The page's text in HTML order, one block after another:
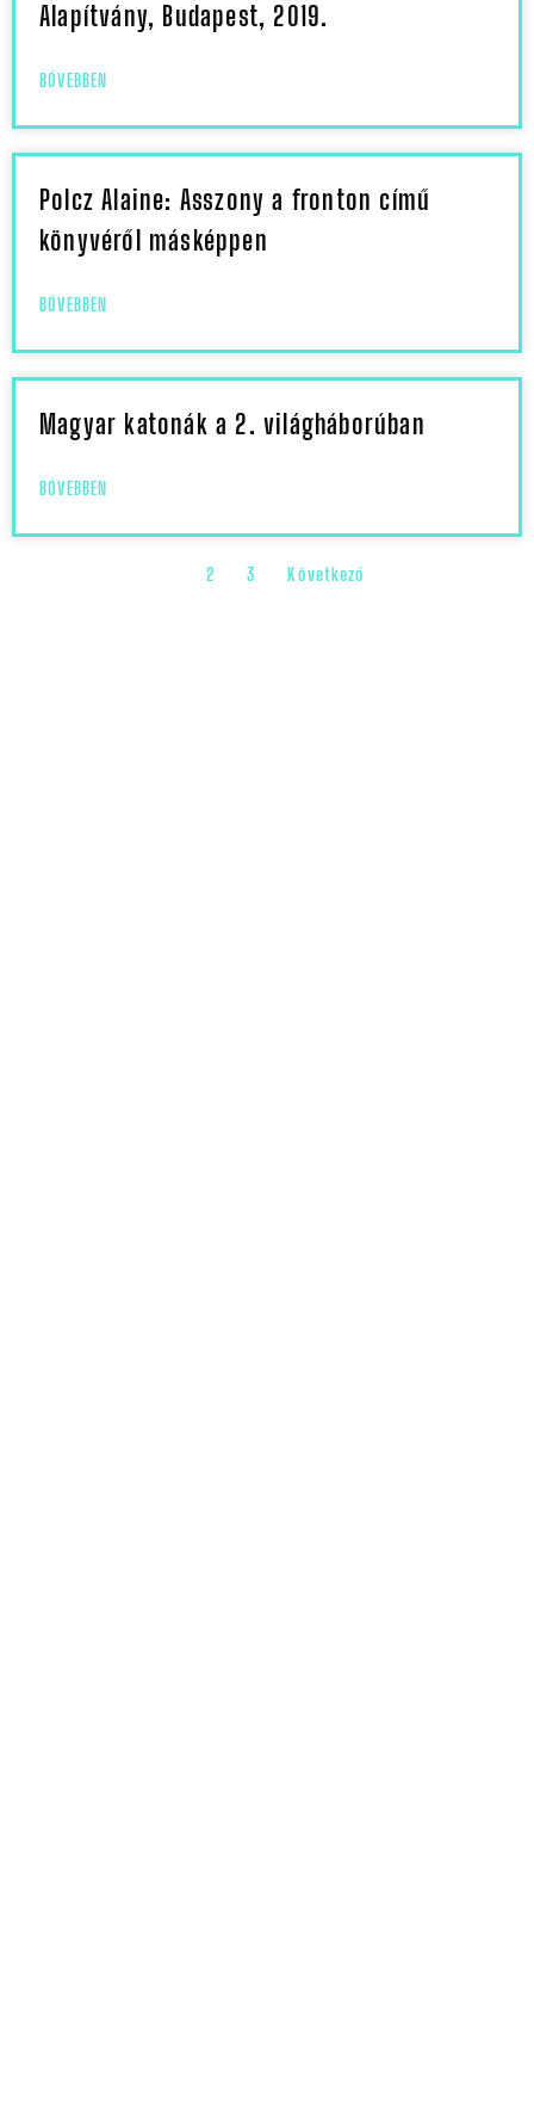
Alapítvány, Budapest, 2019.
BŐVEBBEN
Polcz Alaine: Asszony a fronton című
könyvéről másképpen
BŐVEBBEN
Magyar katonák a 2. világháborúban
BŐVEBBEN
2 3 Következő